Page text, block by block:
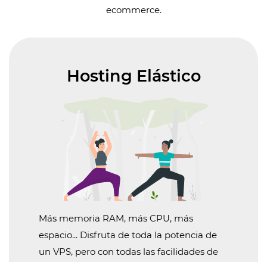
ecommerce.
Hosting Elástico
Más memoria RAM, más CPU, más
espacio... Disfruta de toda la potencia de
un VPS, pero con todas las facilidades de